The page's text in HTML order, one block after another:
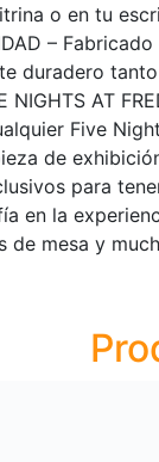
o en tu
–
duradero
NIGHTS AT
Five
de
para
en la
de mesa y